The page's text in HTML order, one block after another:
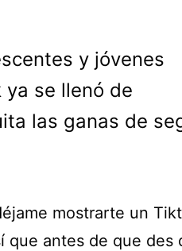
y jóvenes
ya se llenó de
las ganas de
mostrarte un
que antes de que des